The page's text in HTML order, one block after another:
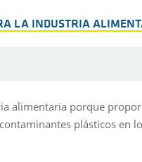
LA INDUSTRIA
alimentaria porque
plásticos en